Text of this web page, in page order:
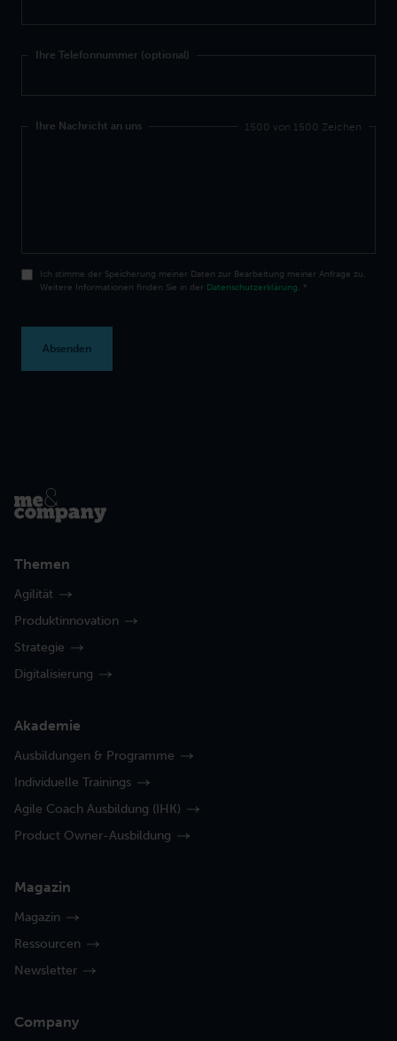
Ihre Telefonnummer (optional)
Ihre Nachricht an uns 1500 von 1500 Zeichen
Ich stimme der Speicherung meiner Daten zur Bearbeitung meiner Anfrage zu.
Weitere Informationen finden Sie in der Datenschutzerklärung. *
Themen
Agilität
Produktinnovation
Strategie
Digitalisierung
Akademie
Ausbildungen & Programme
Individuelle Trainings
Agile Coach Ausbildung (IHK)
Product Owner-Ausbildung
Magazin
Magazin
Ressourcen
Newsletter
Company